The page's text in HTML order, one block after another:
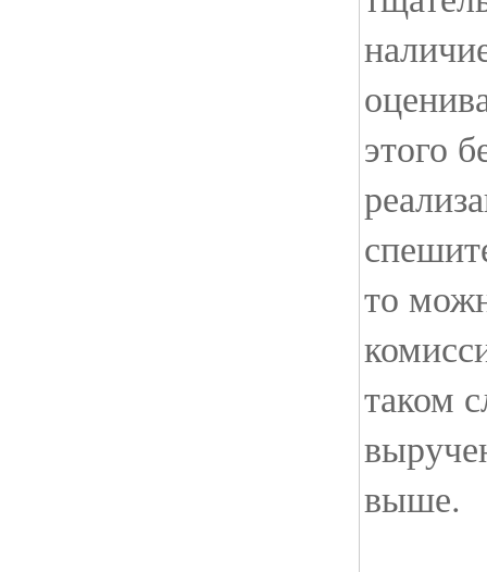
этого
то
таком
выше.